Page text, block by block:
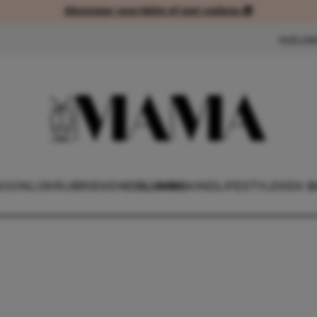
Abonneer voordelig of met cadeau 🎁
Abonneer voordelig of met
COLUMNS